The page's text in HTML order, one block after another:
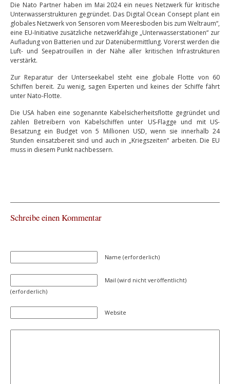
Die Nato Partner haben im Mai 2024 ein neues Netzwerk für kritische
Unterwasserstrukturen gegründet. Das Digital Ocean Consept plant ein
globales Netzwerk von Sensoren vom Meeresboden bis zum Weltraum“,
eine EU-Initiative zusätzliche netzwerkfähige „Unterwasserstationen“ zur
Aufladung von Batterien und zur Datenübermittlung. Vorerst werden die
Luft- und Seepatrouillen in der Nähe aller kritischen Infrastrukturen
verstärkt.
Zur Reparatur der Unterseekabel steht eine globale Flotte von 60
Schiffen bereit. Zu wenig, sagen Experten und keines der Schiffe fährt
unter Nato-Flotte.
Die USA haben eine sogenannte Kabelsicherheitsflotte gegründet und
zahlen Betreibern von Kabelschiffen unter US-Flagge und mit US-
Besatzung ein Budget von 5 Millionen USD, wenn sie innerhalb 24
Stunden einsatzbereit sind und auch in „Kriegszeiten“ arbeiten. Die EU
muss in diesem Punkt nachbessern.
Schreibe einen Kommentar
Name (erforderlich)
Mail (wird nicht veröffentlicht)
(erforderlich)
Website